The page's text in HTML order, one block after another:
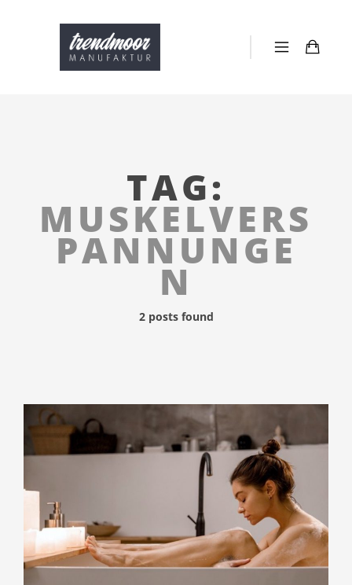
TAG:
MUSKELVERS
PANNUNGE
N
2 posts found